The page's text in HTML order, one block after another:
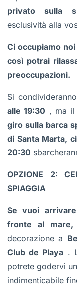
privato sulla
esclusività alla
Ci occupiamo
così potrai
preoccupazioni.
Si
alle 19:30 , ma il
giro sulla barca
di Santa Marta,
20:30
OPZIONE 2:
SPIAGGIA
Se vuoi
fronte al mare,
decorazione a
Club de Playa .
potrete godervi
indimenticabile